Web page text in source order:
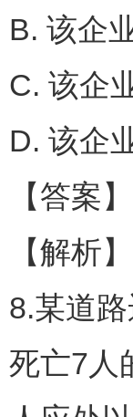
B. 该企
C. 该企
D. 该企
【答案
【解析
8.某道
死亡7人